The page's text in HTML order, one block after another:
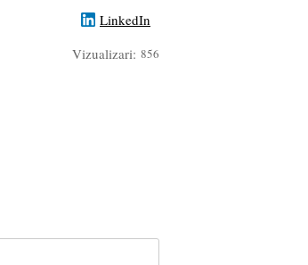
LinkedIn
Vizualizari: 856